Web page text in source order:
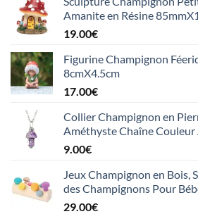
Amanite en Résine
19.00€
Figurine Champignon
8cmX4.5cm
17.00€
Collier Champignon en
Améthyste Chaîne
9.00€
Jeux Champignon en
des Champignons Pour
29.00€